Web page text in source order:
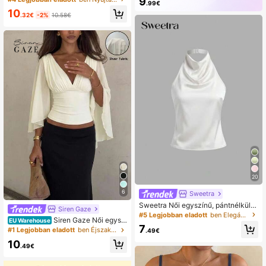
api viseletre, tavasz/ősz, elegáns é
s stílusos
10.32€ -2% 10.58€
6
Siren Gaze
EU Warehouse Siren Gaze Női egyszí
nű mély V-nyakú redőkes hétközna
pi sokoldalú blúz
#1 Legjobban eladott ben Éjszakai kiruccanás Női Blúzok
10.49€
566K előfizetés
.99€
20
Sweetra
Sweetra Női egyszínű, pántnélküli,
hétköznapi viseletre alkalmas felső
#5 Legjobban eladott ben Elegáns Ujjatlan trikók
7.49€